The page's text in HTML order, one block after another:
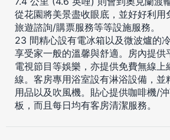
從花園將美景盡收眼底，並好好利用
旅遊諮詢/購票服務等等設施服務。
23 間精心設有電冰箱以及微波爐的
享受家一般的溫馨與舒適。房內提供
電視節目等娛樂，亦提供免費無線上
線。客房專用浴室設有淋浴設備，並
用品以及吹風機。貼心提供咖啡機/
板，而且每日均有客房清潔服務。